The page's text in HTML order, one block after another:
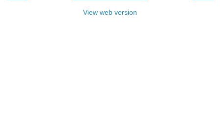
View web version